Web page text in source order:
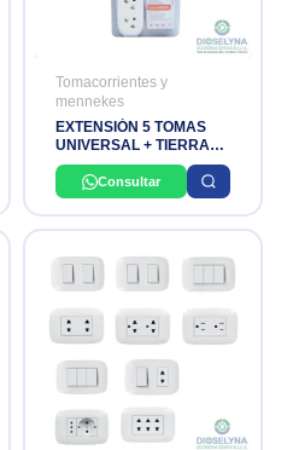
Tomacorrientes y
mennekes
EXTENSIÓN 5 TOMAS
UNIVERSAL + TIERRA
3MTS BTICINO
Consultar